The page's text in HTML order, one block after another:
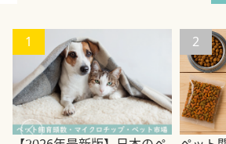
1 2